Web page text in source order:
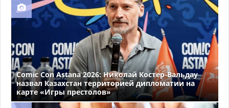
Comic Con Astana 2026: Николай Костер-Вальдау
назвал Казахстан территорией дипломатии на
карте «Игры престолов»